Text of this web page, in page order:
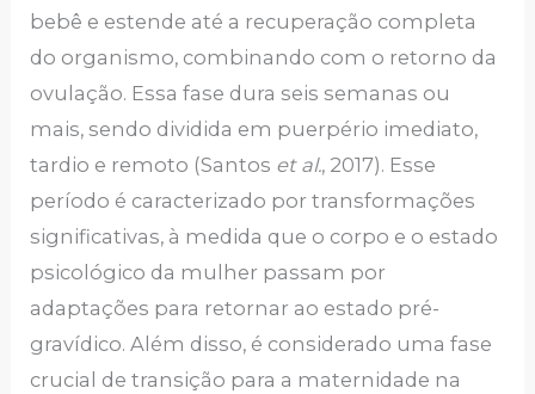
bebê e estende até a recuperação completa
do organismo, combinando com o retorno da
ovulação. Essa fase dura seis semanas ou
mais, sendo dividida em puerpério imediato,
tardio e remoto (Santos et al., 2017). Esse
período é caracterizado por transformações
significativas, à medida que o corpo e o estado
psicológico da mulher passam por
adaptações para retornar ao estado pré-
gravídico. Além disso, é considerado uma fase
crucial de transição para a maternidade na